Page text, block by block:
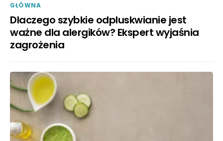
GŁÓWNA
Dlaczego szybkie odpluskwianie jest
ważne dla alergików? Ekspert wyjaśnia
zagrożenia